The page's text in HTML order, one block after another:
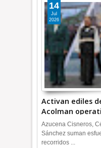
Activan ediles
Acolman
14
Jul
2026
Azucena Cisneros,
Sánchez suman
recorridos ...